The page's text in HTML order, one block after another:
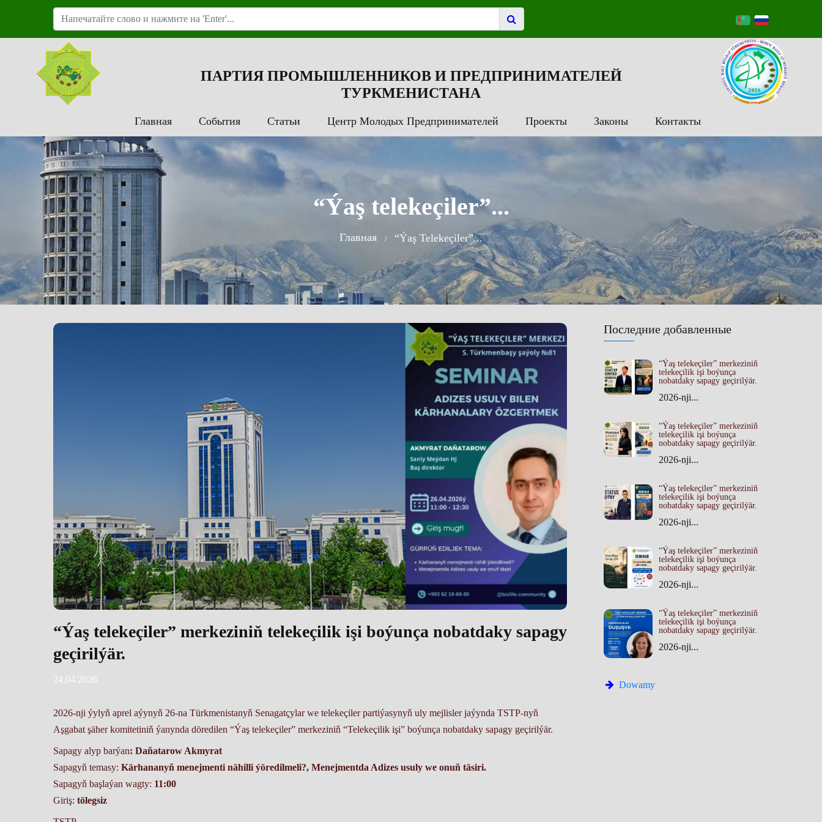
ПАРТИЯ ПРОМЫШЛЕННИКОВ И ПРЕДПРИНИМАТЕЛЕЙ
ТУРКМЕНИСТАНА
Главная События Статьи Центр Молодых Предпринимателей Проекты Законы Контакты
“Ýaş telekeçiler”...
Главная “Ýaş Telekeçiler”...
Последние добавленные
“Ýaş telekeçiler” merkeziniň
telekeçilik işi boýunça
nobatdaky sapagy geçirilýär.
2026-nji...
“Ýaş telekeçiler” merkeziniň
telekeçilik işi boýunça
nobatdaky sapagy geçirilýär.
2026-nji...
“Ýaş telekeçiler” merkeziniň
telekeçilik işi boýunça
nobatdaky sapagy geçirilýär.
2026-nji...
“Ýaş telekeçiler” merkeziniň
telekeçilik işi boýunça
nobatdaky sapagy geçirilýär.
2026-nji...
“Ýaş telekeçiler” merkeziniň
telekeçilik işi boýunça
nobatdaky sapagy geçirilýär.
2026-nji...
Dowamy
“Ýaş telekeçiler” merkeziniň telekeçilik işi boýunça nobatdaky sapagy
geçirilýär.
24.04.2026
2026-nji ýylyň aprel aýynyň 26-na Türkmenistanyň Senagatçylar we telekeçiler partiýasynyň uly mejlisler jaýynda TSTP-nyň
Aşgabat şäher komitetiniň ýanynda döredilen “Ýaş telekeçiler” merkeziniň “Telekeçilik işi” boýunça nobatdaky sapagy geçirilýär.
Sapagy alyp barýan: Daňatarow Akmyrat
Sapagyň temasy: Kärhananyň menejmenti nähilli ýöredilmeli?, Menejmentda Adizes usuly we onuň täsiri.
Sapagyň başlaýan wagty: 11:00
Giriş: tölegsiz